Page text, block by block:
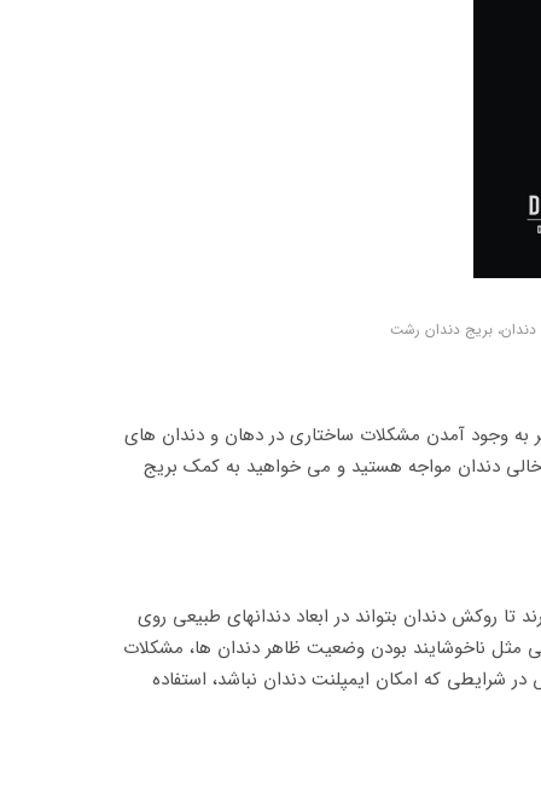
دندان، بریج دندان رشت
به وجود آمدن مشکلات ساختاری در دهان و دندان های
دندان مواجه هستید و می خواهید به کمک بریج
روکش دندان بتواند در ابعاد دندانهای طبیعی روی
مثل ناخوشایند بودن وضعیت ظاهر دندان ها، مشکلات
شرایطی که امکان ایمپلنت دندان نباشد، استفاده